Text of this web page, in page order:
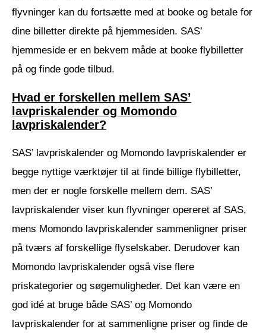
flyvninger kan du fortsætte med at booke og betale for
dine billetter direkte på hjemmesiden. SAS’
hjemmeside er en bekvem måde at booke flybilletter
på og finde gode tilbud.
Hvad er forskellen mellem SAS’
lavpriskalender og Momondo
lavpriskalender?
SAS’ lavpriskalender og Momondo lavpriskalender er
begge nyttige værktøjer til at finde billige flybilletter,
men der er nogle forskelle mellem dem. SAS’
lavpriskalender viser kun flyvninger opereret af SAS,
mens Momondo lavpriskalender sammenligner priser
på tværs af forskellige flyselskaber. Derudover kan
Momondo lavpriskalender også vise flere
priskategorier og søgemuligheder. Det kan være en
god idé at bruge både SAS’ og Momondo
lavpriskalender for at sammenligne priser og finde de